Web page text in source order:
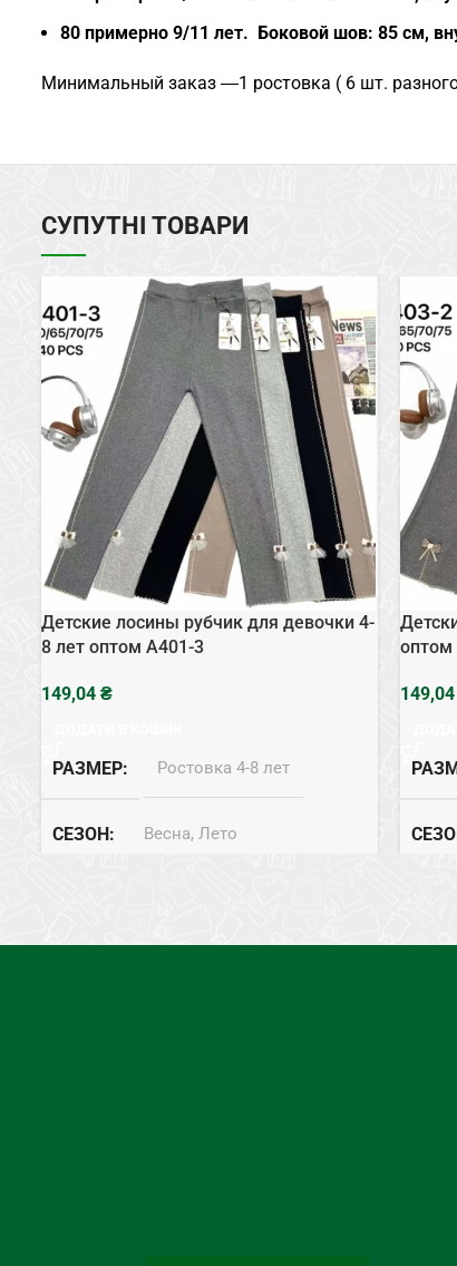
80 примерно 9/11 лет. Боковой шов: 85 см,
Минимальный заказ ―1 ростовка ( 6 шт.
СУПУТНІ ТОВАРИ
Детские лосины рубчик для девочки 4-
8 лет оптом A401-3
₴
РАЗМЕР Ростовка 4-8 лет
СЕЗОН Весна, Лето
оптом